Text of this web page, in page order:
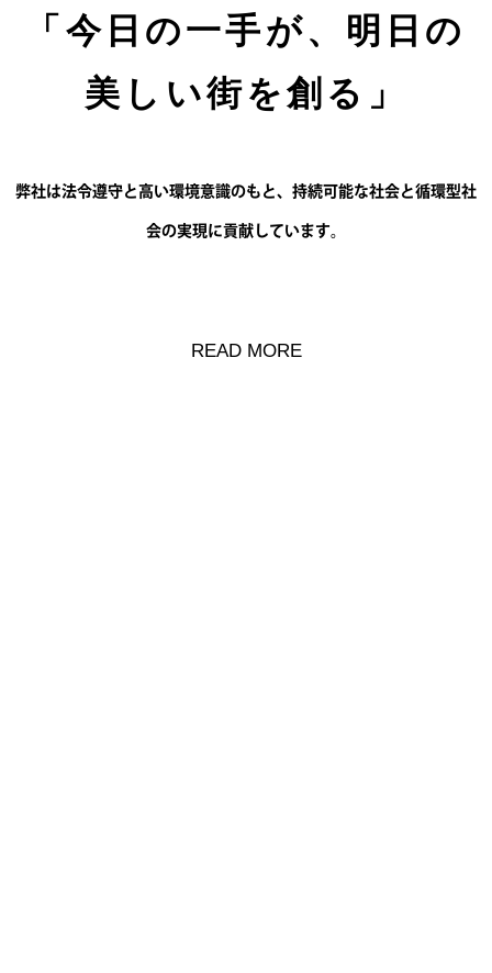
「今日の一手が、明日の
美しい街を創る」
弊社は法令遵守と高い環境意識のもと、持続可能な社会と循環型社
会の実現に貢献しています。
READ MORE